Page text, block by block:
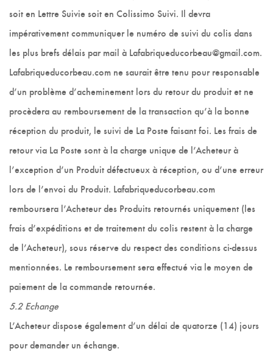
soit en Lettre Suivie soit en Colissimo Suivi. Il devra
impérativement communiquer le numéro de suivi du colis dans
les plus brefs délais par mail à Lafabriqueducorbeau@gmail.com.
Lafabriqueducorbeau.com ne saurait être tenu pour responsable
d’un problème d’acheminement lors du retour du produit et ne
procèdera au remboursement de la transaction qu’à la bonne
réception du produit, le suivi de La Poste faisant foi. Les frais de
retour via La Poste sont à la charge unique de l’Acheteur à
l’exception d’un Produit défectueux à réception, ou d’une erreur
lors de l’envoi du Produit. Lafabriqueducorbeau.com
remboursera l’Acheteur des Produits retournés uniquement (les
frais d’expéditions et de traitement du colis restent à la charge
de l’Acheteur), sous réserve du respect des conditions ci-dessus
mentionnées. Le remboursement sera effectué via le moyen de
paiement de la commande retournée.
5.2 Echange
L’Acheteur dispose également d’un délai de quatorze (14) jours
pour demander un échange.